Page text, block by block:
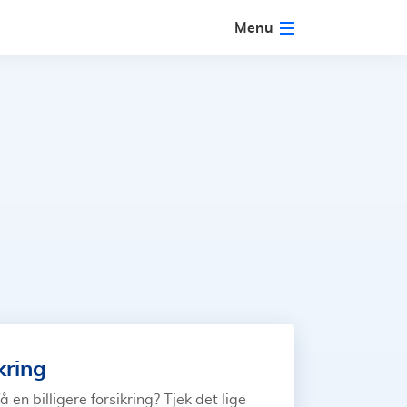
Menu
en billigere forsikring? Tjek det lige